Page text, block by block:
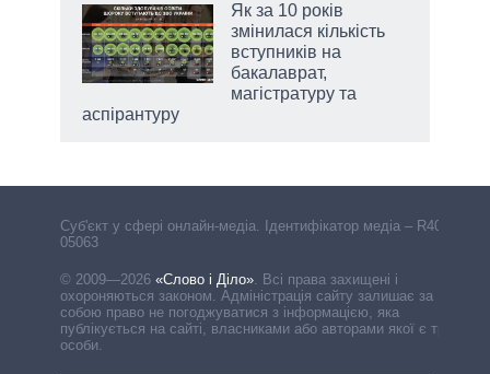
Як за 10 років
змінилася кількість
вступників на
бакалаврат,
магістратуру та
аспірантуру
Cуб'єкт у сфері онлайн-медіа. Ідентифікатор медіа – R40-
05063
© 2009—2026 «Слово і Діло». Всі права захищені і
охороняються законом. Адміністрація сайту залишає за
собою право не погоджуватися з інформацією, яка
публікується на сайті, власниками або авторами якої є треті
особи.